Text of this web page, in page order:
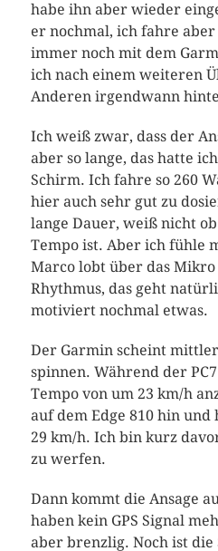
habe ihn aber wieder
er nochmal, ich fahre
immer noch mit dem
ich nach einem weiteren
Anderen irgendwann
Ich weiß zwar, dass der
aber so lange, das hatte
Schirm. Ich fahre so 260
hier auch sehr gut zu
lange Dauer, weiß nicht
Tempo ist. Aber ich fühle
Marco lobt über das Mikro
Rhythmus, das geht
motiviert nochmal etwas.
Der Garmin scheint
spinnen. Während der
Tempo von um 23 km/h
auf dem Edge 810 hin und
29 km/h. Ich bin kurz
zu werfen.
Dann kommt die Ansage
haben kein GPS Signal
aber brenzlig. Noch ist die